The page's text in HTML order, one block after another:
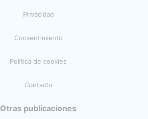
Privacidad
Consentimiento
Política de cookies
Contacto
Otras publicaciones